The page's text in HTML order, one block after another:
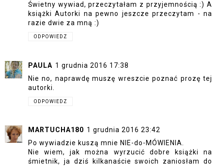
Świetny wywiad, przeczytałam z przyjemnością :) A
książki Autorki na pewno jeszcze przeczytam - na
razie dwie za mną :)
ODPOWIEDZ
PAULA 1 grudnia 2016 17:38
Nie no, naprawdę muszę wreszcie poznać prozę tej
autorki.
ODPOWIEDZ
MARTUCHA180 1 grudnia 2016 23:42
Po wywiadzie kuszą mnie NIE-do-MÓWIENIA.
Nie wiem, jak można wyrzucić dobre książki na
śmietnik, ja dziś kilkanaście swoich zaniosłam do